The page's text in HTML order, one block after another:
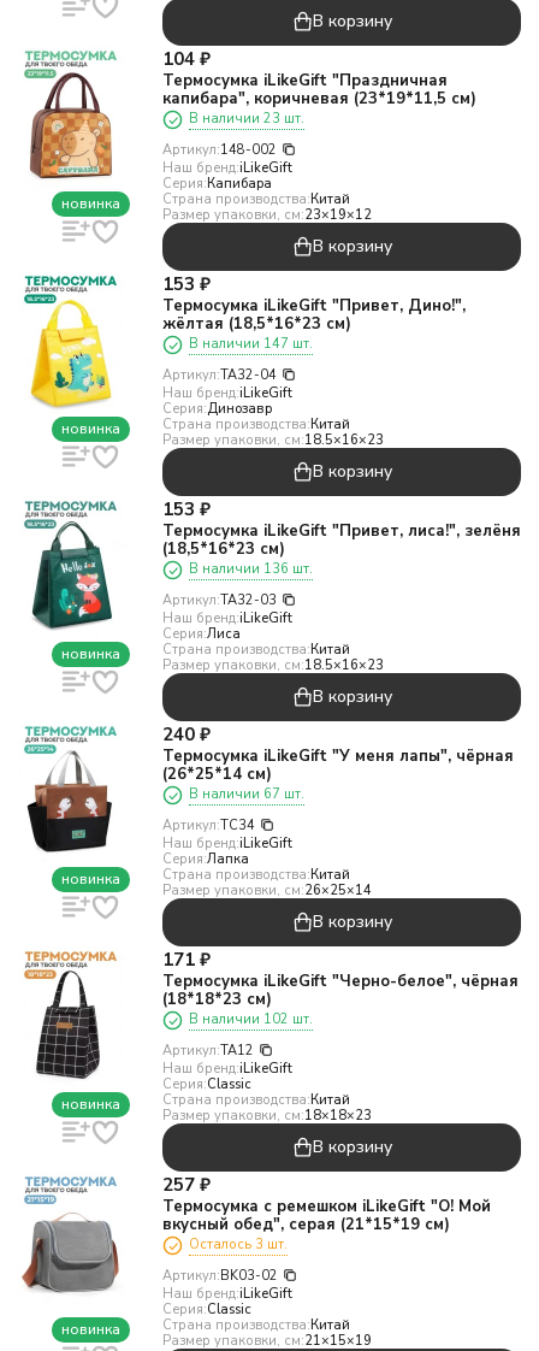
В корзину
новинка
104 ₽
Термосумка iLikeGift "Праздничная
капибара", коричневая (23*19*11,5 см)
В наличии 23 шт.
Артикул:148-002
Наш бренд:iLikeGift
Серия:Капибара
Страна производства:Китай
Размер упаковки, см:23×19×12
В корзину
новинка
153 ₽
Термосумка iLikeGift "Привет, Дино!",
жёлтая (18,5*16*23 см)
В наличии 147 шт.
Артикул:TA32-04
Наш бренд:iLikeGift
Серия:Динозавр
Страна производства:Китай
Размер упаковки, см:18.5×16×23
В корзину
новинка
153 ₽
Термосумка iLikeGift "Привет, лиса!", зелёня
(18,5*16*23 см)
В наличии 136 шт.
Артикул:TA32-03
Наш бренд:iLikeGift
Серия:Лиса
Страна производства:Китай
Размер упаковки, см:18.5×16×23
В корзину
новинка
240 ₽
Термосумка iLikeGift "У меня лапы", чёрная
(26*25*14 см)
В наличии 67 шт.
Артикул:TC34
Наш бренд:iLikeGift
Серия:Лапка
Страна производства:Китай
Размер упаковки, см:26×25×14
В корзину
новинка
171 ₽
Термосумка iLikeGift "Черно-белое", чёрная
(18*18*23 см)
В наличии 102 шт.
Артикул:TA12
Наш бренд:iLikeGift
Серия:Classic
Страна производства:Китай
Размер упаковки, см:18×18×23
В корзину
новинка
257 ₽
Термосумка с ремешком iLikeGift "О! Мой
вкусный обед", серая (21*15*19 см)
Осталось 3 шт.
Артикул:BK03-02
Наш бренд:iLikeGift
Серия:Classic
Страна производства:Китай
Размер упаковки, см:21×15×19